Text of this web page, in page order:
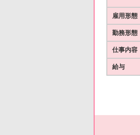
雇用形態
勤務形態
仕事内容
給与